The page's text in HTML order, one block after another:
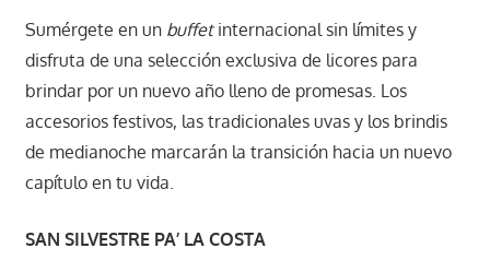
Sumérgete en un buffetinternacional sin límites y
disfruta de una selección exclusiva de licores para
brindar por un nuevo año lleno de promesas. Los
accesorios festivos, las tradicionales uvas y los brindis
de medianoche marcarán la transición hacia un nuevo
capítulo en tu vida.
SAN SILVESTRE PA’ LA COSTA